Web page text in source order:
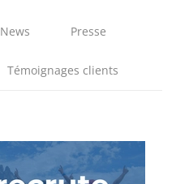
News Presse
Témoignages clients